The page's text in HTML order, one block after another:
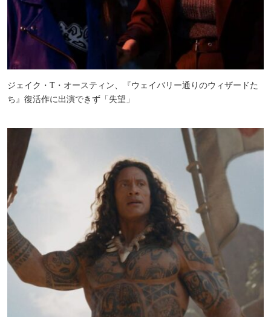
ジェイク・T・オースティン、『ウェイバリー通りのウィザードた
ち』復活作に出演できず「失望」